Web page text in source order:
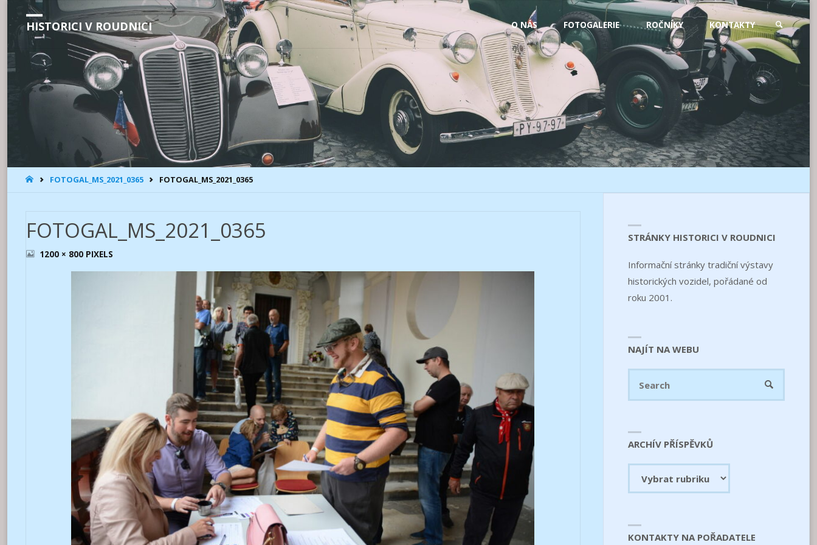
HISTORICI V ROUDNICI
to
content
O NÁS FOTOGALERIE ROČNÍKY KONTAKTY
SEARCH
HOMEFOTOGAL_MS_2021_0365 FOTOGAL_MS_2021_0365
FOTOGAL_MS_2021_0365
FULL1200 × 800 PIXELS
STRÁNKY HISTORICI V ROUDNICI
Informační stránky tradiční výstavy
historických vozidel, pořádané od
roku 2001.
NAJÍT NA WEBU
SEARCH
ARCHÍV PŘÍSPĚVKŮ
příspěvků
KONTAKTY NA POŘADATELE